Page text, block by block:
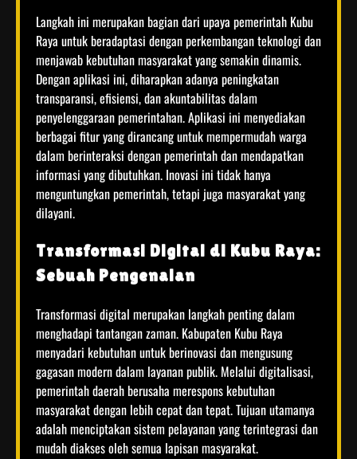
Langkah ini merupakan bagian dari upaya pemerintah Kubu
Raya untuk beradaptasi dengan perkembangan teknologi dan
menjawab kebutuhan masyarakat yang semakin dinamis.
Dengan aplikasi ini, diharapkan adanya peningkatan
transparansi, efisiensi, dan akuntabilitas dalam
penyelenggaraan pemerintahan. Aplikasi ini menyediakan
berbagai fitur yang dirancang untuk mempermudah warga
dalam berinteraksi dengan pemerintah dan mendapatkan
informasi yang dibutuhkan. Inovasi ini tidak hanya
menguntungkan pemerintah, tetapi juga masyarakat yang
dilayani.
Transformasi Digital di Kubu Raya:
Sebuah Pengenalan
Transformasi digital merupakan langkah penting dalam
menghadapi tantangan zaman. Kabupaten Kubu Raya
menyadari kebutuhan untuk berinovasi dan mengusung
gagasan modern dalam layanan publik. Melalui digitalisasi,
pemerintah daerah berusaha merespons kebutuhan
masyarakat dengan lebih cepat dan tepat. Tujuan utamanya
adalah menciptakan sistem pelayanan yang terintegrasi dan
mudah diakses oleh semua lapisan masyarakat.